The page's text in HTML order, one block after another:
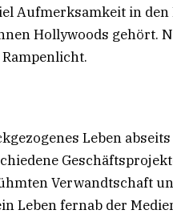
Aufmerksamkeit in den
Hollywoods gehört.
Leben abseits
Verwandtschaft
Leben fernab der